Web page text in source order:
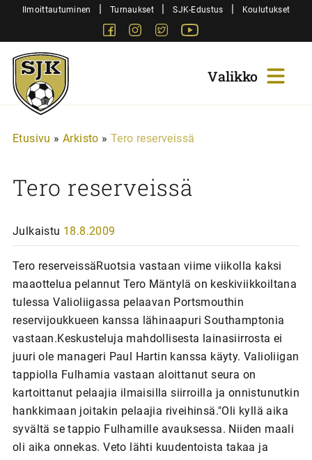
SiirryIlmoittautuminen | Turnaukset | SJK-Edustus | Koulutukset
FacebookInstagram
Twitter
Sjk-
Juniorit
Etusivu » Arkisto » Tero reserveissä
Tero reserveissä
Julkaistu 18.8.2009
Tero reserveissäRuotsia vastaan viime viikolla kaksi
maaottelua pelannut Tero Mäntylä on keskiviikkoiltana
tulessa Valioliigassa pelaavan Portsmouthin
reservijoukkueen kanssa lähinaapuri Southamptonia
vastaan.Keskusteluja mahdollisesta lainasiirrosta ei
juuri ole manageri Paul Hartin kanssa käyty. Valioliigan
tappiolla Fulhamia vastaan aloittanut seura on
kartoittanut pelaajia ilmaisilla siirroilla ja onnistunutkin
hankkimaan joitakin pelaajia riveihinsä."Oli kyllä aika
syvältä se tappio Fulhamille avauksessa. Niiden maali
oli aika onnekas. Veto lähti kuudentoista takaa ja